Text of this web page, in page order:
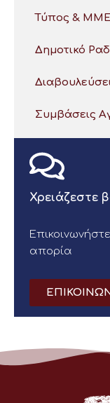
Τύπος & ΜΜΕ
Δημοτικό
Συμβάσεις
Χρειάζεστε
απορία